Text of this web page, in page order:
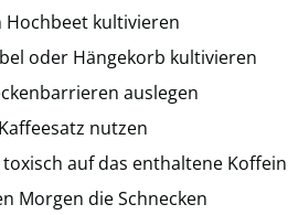
Hochbeet kultivieren
oder Hängekorb kultivieren
auslegen
nutzen
auf das enthaltene Koffein
Morgen die Schnecken